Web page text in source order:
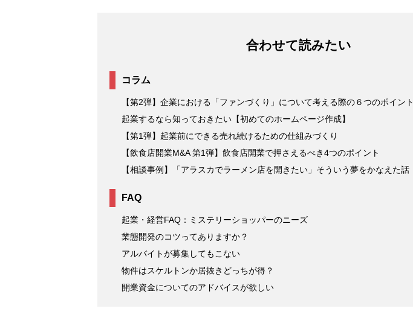
合わせて読みたい
コラム
【第2弾】企業における「ファンづくり」について考える際の６つのポイント
起業するなら知っておきたい【初めてのホームページ作成】
【第1弾】起業前にできる売れ続けるための仕組みづくり
【飲食店開業M&A 第1弾】飲食店開業で押さえるべき4つのポイント
【相談事例】「アラスカでラーメン店を開きたい」そういう夢をかなえた話
FAQ
起業・経営FAQ：ミステリーショッパーのニーズ
業態開発のコツってありますか？
アルバイトが募集してもこない
物件はスケルトンか居抜きどっちが得？
開業資金についてのアドバイスが欲しい